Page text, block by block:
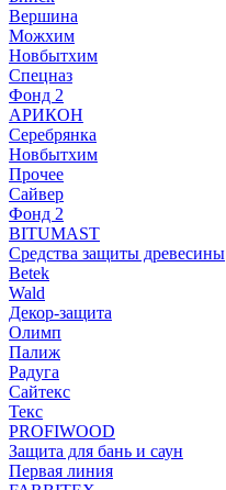
Вершина
Можхим
Новбытхим
Спецназ
Фонд 2
АРИКОН
Серебрянка
Новбытхим
Прочее
Сайвер
Фонд 2
BITUMAST
Средства защиты древесины
Betek
Wald
Декор-защита
Олимп
Палиж
Радуга
Сайтекс
Текс
PROFIWOOD
Защита для бань и саун
Первая линия